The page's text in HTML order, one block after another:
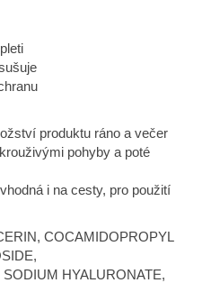
produktu ráno a večer
pohyby a poté
i na cesty, pro použití
COCAMIDOPROPYL
HYALURONATE,